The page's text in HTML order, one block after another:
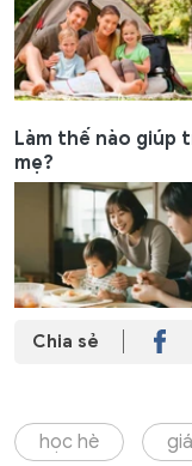
Làm thế nào giúp
mẹ?
Chia sẻ
học hè